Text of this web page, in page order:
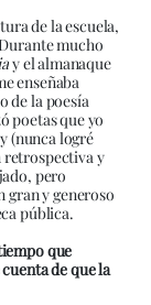
de la escuela,
mucho
y el almanaque
enseñaba
de la poesía
poetas que yo
(nunca logré
y
pero
gran y generoso
pública.
que
de que la